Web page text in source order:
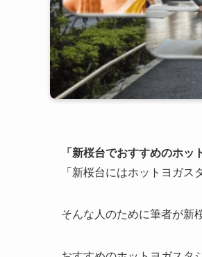
「新桜台でおすすめのホッ
「新桜台にはホットヨガ
そんな人のために筆者が新